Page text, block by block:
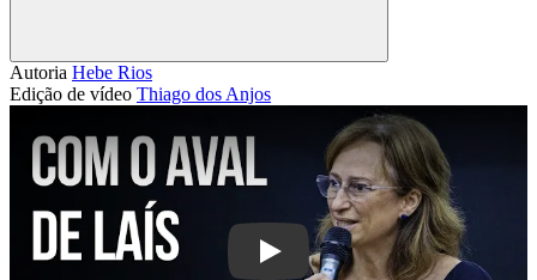
Compartilhar
Autoria Hebe Rios
Edição de vídeo Thiago dos Anjos
Play